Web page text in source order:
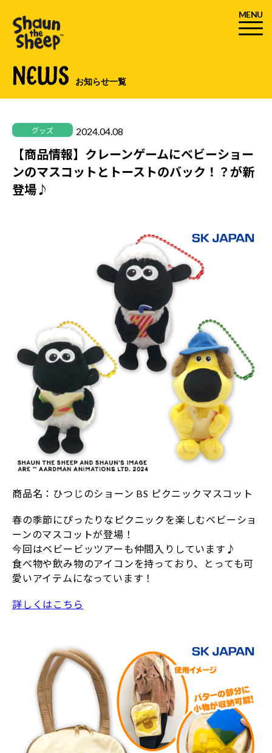
MENU
NEWS お知らせ一覧
グッズ 2024.04.08
【商品情報】クレーンゲームにベビーショー
ンのマスコットとトーストのバック！？が新
登場♪
商品名：ひつじのショーン BS ピクニックマスコット
春の季節にぴったりなピクニックを楽しむベビーショ
ーンのマスコットが登場！
今回はベビービッツアーも仲間入りしています♪
食べ物や飲み物のアイコンを持っており、とっても可
愛いアイテムになっています！
詳しくはこちら